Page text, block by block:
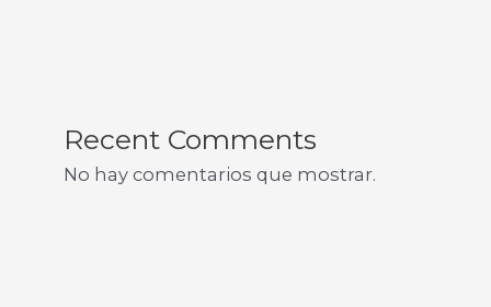
Recent Comments
No hay comentarios que mostrar.